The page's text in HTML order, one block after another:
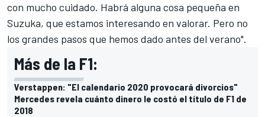
con mucho cuidado. Habrá alguna cosa pequeña en
Suzuka, que estamos interesando en valorar. Pero no
los grandes pasos que hemos dado antes del verano".
Más de la F1:
Verstappen: "El calendario 2020 provocará divorcios"
Mercedes revela cuánto dinero le costó el título de F1 de
2018